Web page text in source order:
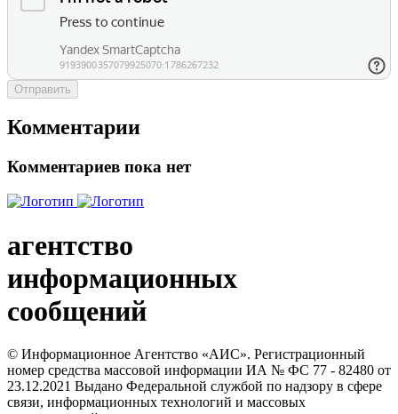
Отправить
Комментарии
Комментариев пока нет
агентство
информационных
сообщений
© Информационное Агентство «АИС». Регистрационный
номер средства массовой информации ИА № ФС 77 - 82480 от
23.12.2021 Выдано Федеральной службой по надзору в сфере
связи, информационных технологий и массовых